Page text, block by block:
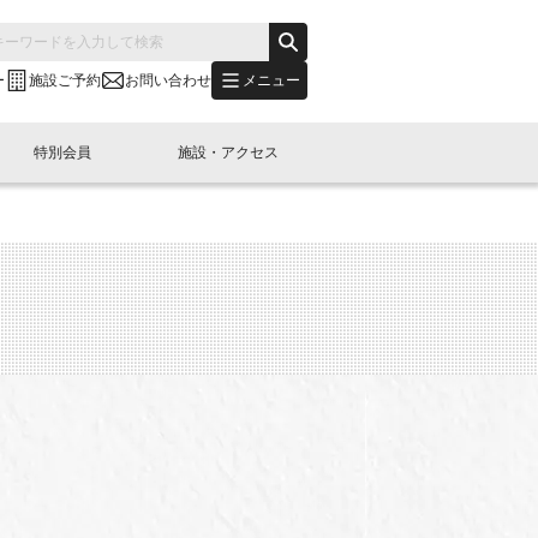
施設ご予約 お問い合わせ メニュー
別会員開催
展・参加
"LINK-BioBAY TOKYO"？
(News Letter)
コラム
ュース・事業紹介
ベント
LINK-J WEST
容
本橋エリアについて
特別会員
し込み
施設・アクセス
予約